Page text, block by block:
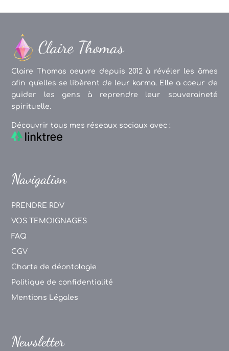
Claire Thomas oeuvre depuis 2012 à révéler les âmes
afin qu'elles se libèrent de leur karma. Elle a coeur de
guider les gens à reprendre leur souveraineté
spirituelle.
Découvrir tous mes réseaux sociaux avec :
Navigation
PRENDRE RDV
VOS TEMOIGNAGES
FAQ
CGV
Charte de déontologie
Politique de confidentialité
Mentions Légales
Newsletter